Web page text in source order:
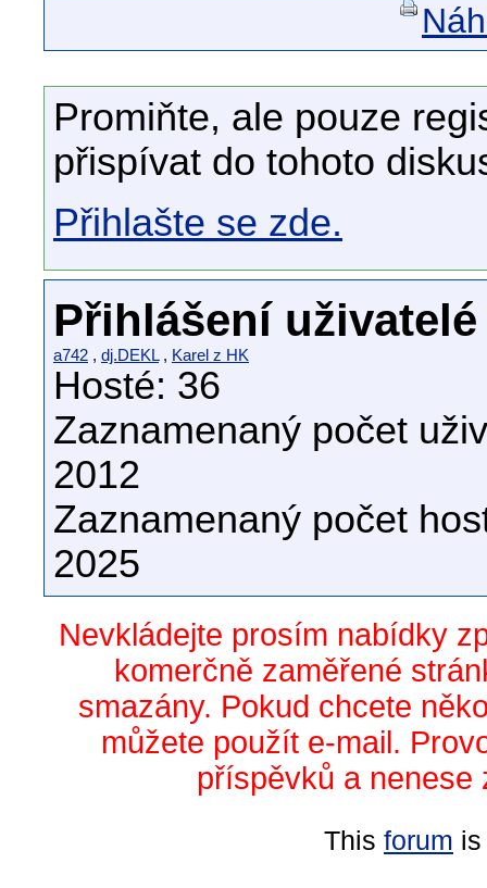
Promiňte, ale pouze
přispívat do tohoto
Přihlašte se zde.
Přihlášení uživatelé
a742 , dj.DEKL, Karel z HK
Hosté: 36
Zaznamenaný počet
2012
Zaznamenaný počet
2025
Nevkládejte prosím nabídky
komerčně zaměřené
smazány. Pokud chcete
můžete použít e-mail.
příspěvků a nenese
This forum